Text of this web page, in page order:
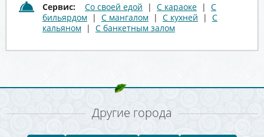
Сервис: Со своей едой | С караоке | С
бильярдом | С мангалом | С кухней | С
кальяном | С банкетным залом
Другие города